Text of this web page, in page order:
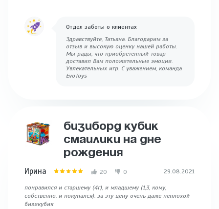
Отдел заботы о клиентах
Здравствуйте, Татьяна. Благодарим за
отзыв и высокую оценку нашей работы.
Мы рады, что приобретённый товар
доставил Вам положительные эмоции.
Увлекательных игр. С уважением, команда
EvoToys
БИЗИБОРД КУБИК
СМАЙЛИКИ НА ДНЕ
РОЖДЕНИЯ
Ирина 20 0 29.08.2021
понравился и старшему (4г), и младшему (1,3, кому,
собственно, и покупался). за эту цену очень даже неплохой
бизикубик